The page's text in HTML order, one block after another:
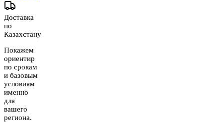
Доставка
по
Казахстану
Покажем
ориентир
по срокам
и базовым
условиям
именно
для
вашего
региона.